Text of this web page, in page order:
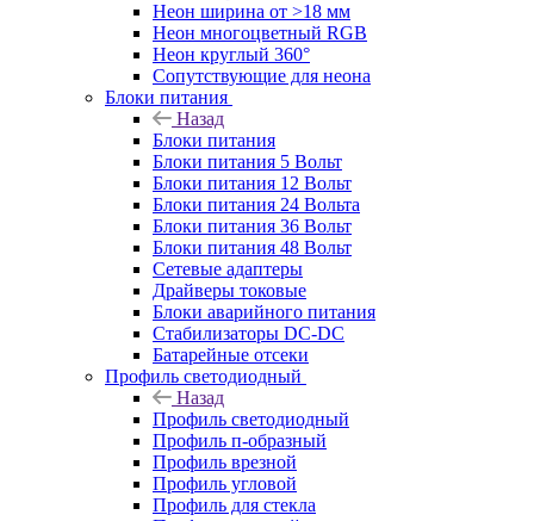
Неон ширина от >18 мм
Неон многоцветный RGB
Неон круглый 360°
Сопутствующие для неона
Блоки питания
Назад
Блоки питания
Блоки питания 5 Вольт
Блоки питания 12 Вольт
Блоки питания 24 Вольта
Блоки питания 36 Вольт
Блоки питания 48 Вольт
Сетевые адаптеры
Драйверы токовые
Блоки аварийного питания
Стабилизаторы DC-DC
Батарейные отсеки
Профиль светодиодный
Назад
Профиль светодиодный
Профиль п-образный
Профиль врезной
Профиль угловой
Профиль для стекла